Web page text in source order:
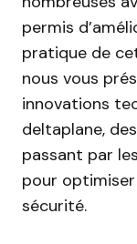
permis
pratique de
nous vous
innovations
deltaplane,
passant par
pour
sécurité.